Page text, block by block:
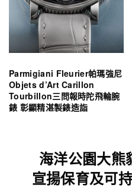
Parmigiani Fleurier帕瑪強尼
Objets d’Art Carillon
Tourbillon三問報時陀飛輪腕
錶 彰顯精湛製錶造詣
海洋公園大熊
宣揚保育及可